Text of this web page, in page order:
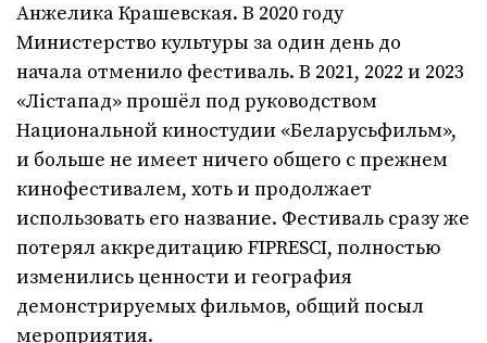
Анжелика Крашевская. В 2020 году
Министерство культуры за один день до
начала отменило фестиваль. В 2021, 2022 и 2023
«Лістапад» прошёл под руководством
Национальной киностудии «Беларусьфильм»,
и больше не имеет ничего общего с прежнем
кинофестивалем, хоть и продолжает
использовать его название. Фестиваль сразу же
потерял аккредитацию FIPRESCI, полностью
изменились ценности и география
демонстрируемых фильмов, общий посыл
мероприятия.